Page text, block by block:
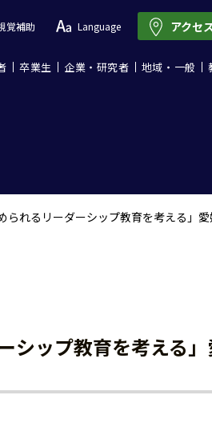
覚補助 Language
卒業生 企業・研究者 地域・一般
アクセ
られるリーダーシップ教育を考える」
シップ教育を考える